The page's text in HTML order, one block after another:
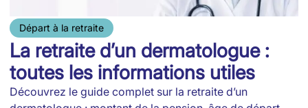
Départ à la retraite
La retraite d’un dermatologue :
toutes les informations utiles
Découvrez le guide complet sur la retraite d’un